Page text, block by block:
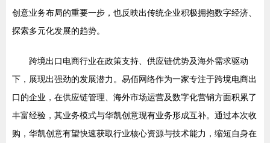
创意业务布局的重要一步，也反映出传统企业积极拥抱数字经济、
探索多元化发展的趋势。
跨境出口电商行业在政策支持、供应链优势及海外需求驱动
下，展现出强劲的发展潜力。易佰网络作为一家专注于跨境电商出
口的企业，在供应链管理、海外市场运营及数字化营销方面积累了
丰富经验，其业务模式与华凯创意现有业务形成互补。通过本次收
购，华凯创意有望快速获取行业核心资源与技术能力，缩短自身在